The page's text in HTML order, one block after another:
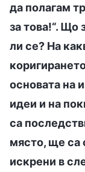
да полагам
за това!“. Що
ли се? На
основата на
идеи и на
са
място, ще са
искрени в